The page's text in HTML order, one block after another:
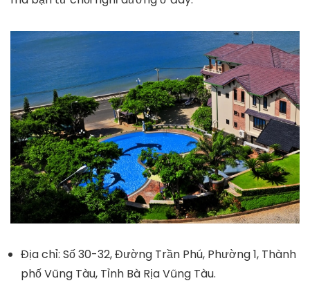
Địa chỉ: Số 30-32, Đường Trần Phú, Phường 1, Thành
phố Vũng Tàu, Tỉnh Bà Rịa Vũng Tàu.